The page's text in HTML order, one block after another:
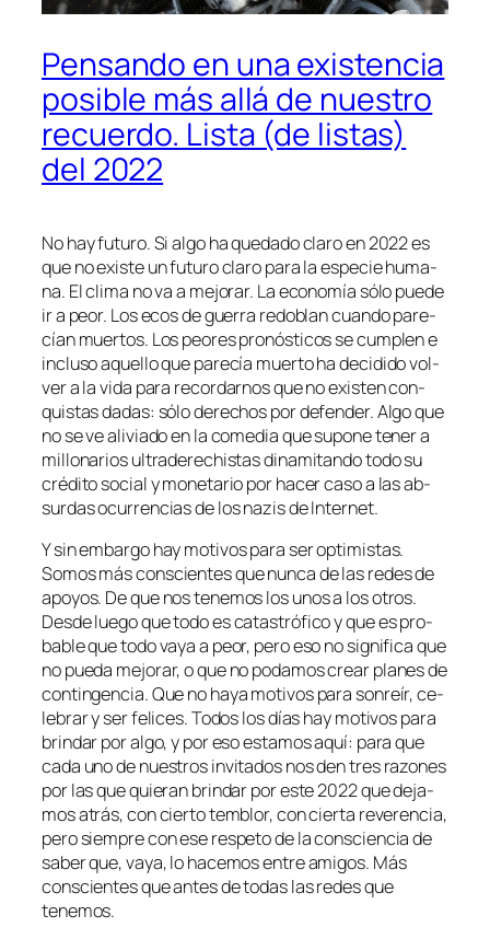
Pensando en una existencia
posible más allá de nuestro
recuerdo. Lista (de listas)
del 2022
No hay fu­tu­ro. Si al­go ha que­da­do cla­ro en 2022 es
que no exis­te un fu­tu­ro cla­ro pa­ra la es­pe­cie hu­ma­
na. El cli­ma no va a me­jo­rar. La eco­no­mía só­lo pue­de
ir a peor. Los ecos de gue­rra re­do­blan cuan­do pa­re­
cían muer­tos. Los peo­res pro­nós­ti­cos se cum­plen e
in­clu­so aque­llo que pa­re­cía muer­to ha de­ci­di­do vol­
ver a la vi­da pa­ra re­cor­dar­nos que no exis­ten con­
quis­tas da­das: só­lo de­re­chos por de­fen­der. Algo que
no se ve ali­via­do en la co­me­dia que su­po­ne te­ner a
mi­llo­na­rios ul­tra­de­re­chis­tas di­na­mi­tan­do to­do su
cré­di­to so­cial y mo­ne­ta­rio por ha­cer ca­so a las ab­
sur­das ocu­rren­cias de los na­zis de Internet.
Y sin em­bar­go hay mo­ti­vos pa­ra ser op­ti­mis­tas.
Somos más cons­cien­tes que nun­ca de las re­des de
apo­yos. De que nos te­ne­mos los unos a los otros.
Desde lue­go que to­do es ca­tas­tró­fi­co y que es pro­
ba­ble que to­do va­ya a peor, pe­ro eso no sig­ni­fi­ca que
no pue­da me­jo­rar, o que no po­da­mos crear pla­nes de
con­tin­gen­cia. Que no ha­ya mo­ti­vos pa­ra son­reír, ce­
le­brar y ser fe­li­ces. Todos los días hay mo­ti­vos pa­ra
brin­dar por al­go, y por eso es­ta­mos aquí: pa­ra que
ca­da uno de nues­tros in­vi­ta­dos nos den tres ra­zo­nes
por las que quie­ran brin­dar por es­te 2022 que de­ja­
mos atrás, con cier­to tem­blor, con cier­ta re­ve­ren­cia,
pe­ro siem­pre con ese res­pe­to de la cons­cien­cia de
sa­ber que, va­ya, lo ha­ce­mos en­tre ami­gos. Más
cons­cien­tes que an­tes de to­das las re­des que
tenemos.